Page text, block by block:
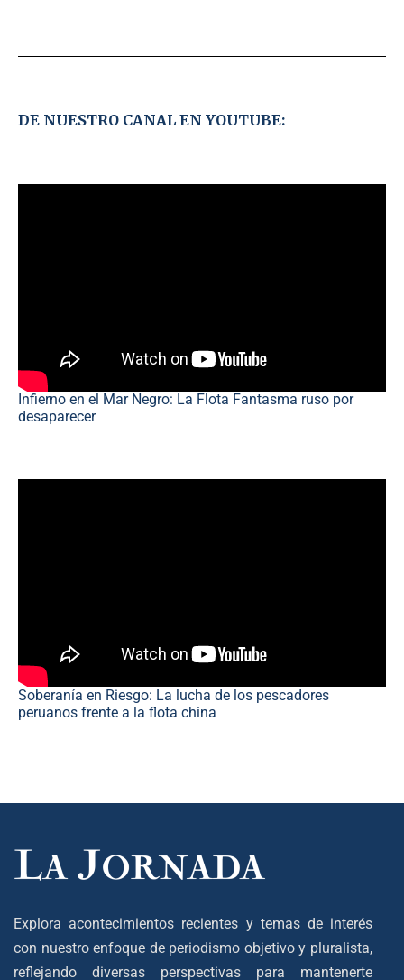
DE NUESTRO CANAL EN YOUTUBE:
Infierno en el Mar Negro: La Flota Fantasma ruso por
desaparecer
Soberanía en Riesgo: La lucha de los pescadores
peruanos frente a la flota china
Explora acontecimientos recientes y temas de interés
con nuestro enfoque de periodismo objetivo y pluralista,
reflejando diversas perspectivas para mantenerte